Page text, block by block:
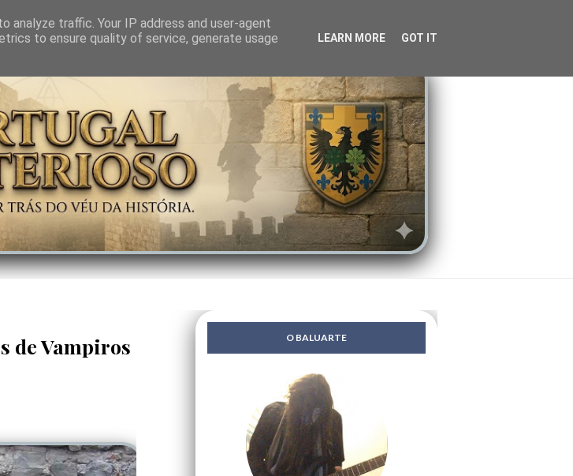
DO INVISÍVEL CONTRA-PODER ANJOS LENDAS
de Vampiros O BALUARTE
analyze traffic. Your IP address and user-agent
to ensure quality of service, generate usage
LEARN MORE GOT IT